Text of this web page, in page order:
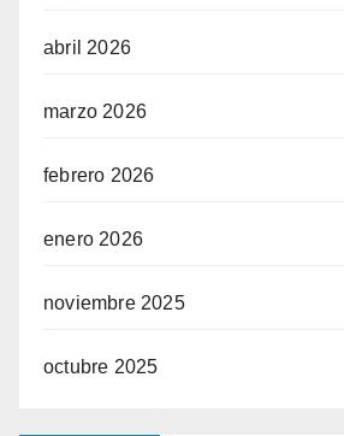
abril 2026
marzo 2026
febrero 2026
enero 2026
noviembre 2025
octubre 2025